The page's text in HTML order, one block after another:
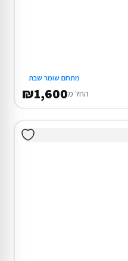
מתחם שומר שבת
החל מ₪1,600